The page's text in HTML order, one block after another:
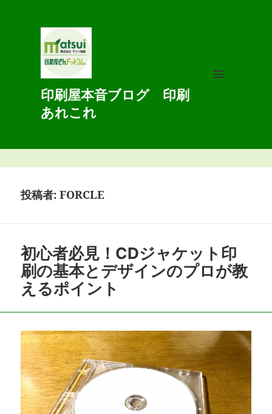
印刷屋本音ブログ 印刷
あれこれ
投稿者:FORCLE
初心者必見！CDジャケット印
刷の基本とデザインのプロが教
えるポイント